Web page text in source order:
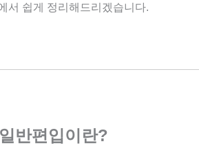
서 쉽게 정리해드리겠습니다.
반편입이란?